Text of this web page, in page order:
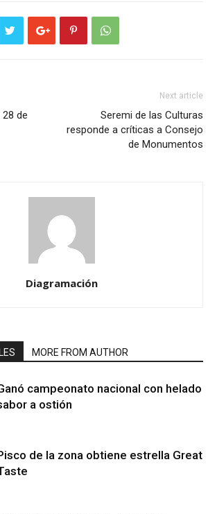
de
Next article
Seremi de las Culturas
responde a críticas a Consejo
de Monumentos
Diagramación
MORE FROM AUTHOR
campeonato nacional con helado
a ostión
de la zona obtiene estrella Great